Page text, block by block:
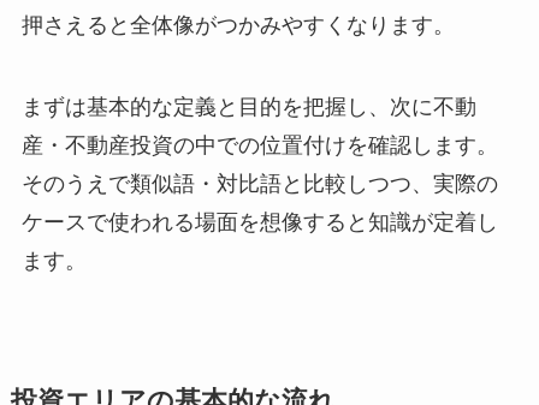
押さえると全体像がつかみやすくなります。
まずは基本的な定義と目的を把握し、次に不動
産・不動産投資の中での位置付けを確認します。
そのうえで類似語・対比語と比較しつつ、実際の
ケースで使われる場面を想像すると知識が定着し
ます。